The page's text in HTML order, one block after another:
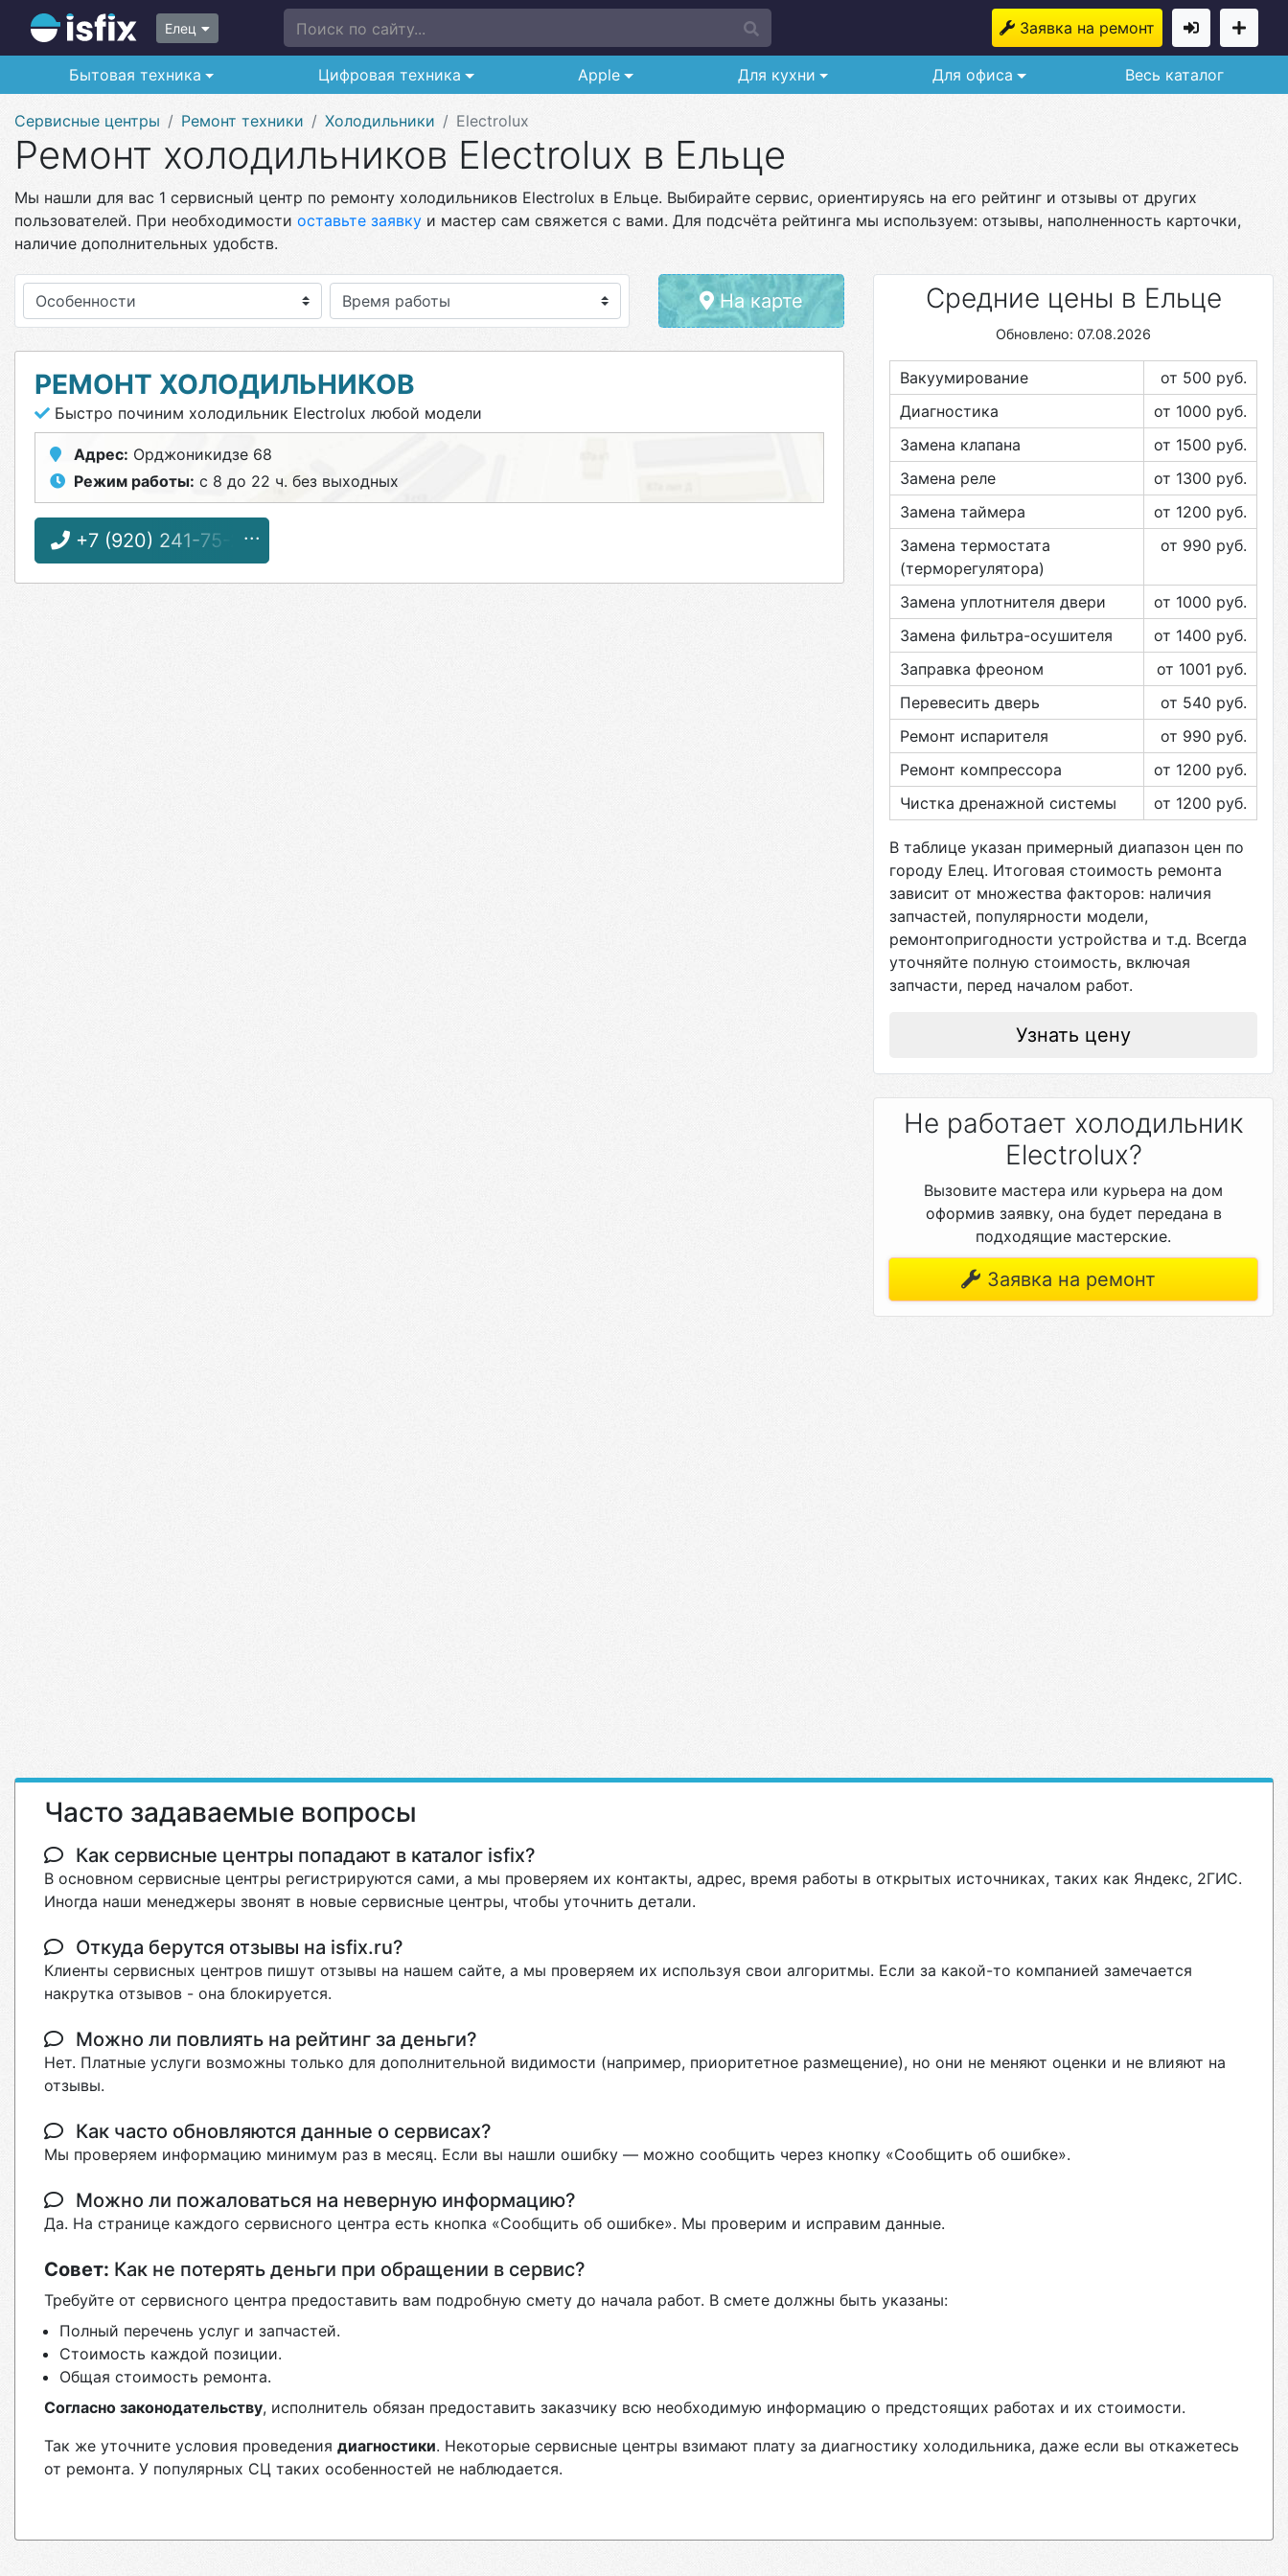
Елец Поиск по сайту... Заявка на ремонт
Бытовая техника Цифровая техника Apple Для кухни Для офиса Весь каталог
Сервисные центры Ремонт техники Холодильники Electrolux
Ремонт холодильников Electrolux в Ельце
Мы нашли для вас 1 сервисный центр по ремонту холодильников Electrolux в Ельце. Выбирайте сервис, ориентируясь на его рейтинг и отзывы от других
пользователей. При необходимости оставьте заявку и мастер сам свяжется с вами. Для подсчёта рейтинга мы используем: отзывы, наполненность карточки,
наличие дополнительных удобств.
Особенности На карте
РЕМОНТ ХОЛОДИЛЬНИКОВ
Быстро починим холодильник Electrolux любой модели
Адрес: Орджоникидзе 68
Режим работы: с 8 до 22 ч. без выходных
+7 (920) 241-75-26
Средние цены в Ельце
Обновлено: 07.08.2026
Вакуумирование от 500 руб.
Диагностика
от 1000 руб.
Замена клапана
от 1500 руб.
Замена реле
от 1300 руб.
Замена таймера
от 1200 руб.
Замена термостата
(терморегулятора)
от 990 руб.
Замена уплотнителя двери от 1000 руб.
Замена фильтра-осушителя
от 1400 руб.
Заправка фреоном
от 1001 руб.
Перевесить дверь
от 540 руб.
Ремонт испарителя
от 990 руб.
Ремонт компрессора
от 1200 руб.
Чистка дренажной системы
от 1200 руб.
В таблице указан примерный диапазон цен по
городу Елец. Итоговая стоимость ремонта
зависит от множества факторов: наличия
запчастей, популярности модели,
ремонтопригодности устройства и т.д. Всегда
уточняйте полную стоимость, включая
запчасти, перед началом работ.
Узнать цену
Не работает холодильник
Electrolux?
Вызовите мастера или курьера на дом
оформив заявку, она будет передана в
подходящие мастерские.
Заявка на ремонт
Часто задаваемые вопросы
Как сервисные центры попадают в каталог isfix?
В основном сервисные центры регистрируются сами, а мы проверяем их контакты, адрес, время работы в открытых источниках, таких как Яндекс, 2ГИС.
Иногда наши менеджеры звонят в новые сервисные центры, чтобы уточнить детали.
Откуда берутся отзывы на isfix.ru?
Клиенты сервисных центров пишут отзывы на нашем сайте, а мы проверяем их используя свои алгоритмы. Если за какой-то компанией замечается
накрутка отзывов - она блокируется.
Можно ли повлиять на рейтинг за деньги?
Нет. Платные услуги возможны только для дополнительной видимости (например, приоритетное размещение), но они не меняют оценки и не влияют на
отзывы.
Как часто обновляются данные о сервисах?
Мы проверяем информацию минимум раз в месяц. Если вы нашли ошибку — можно сообщить через кнопку «Сообщить об ошибке».
Можно ли пожаловаться на неверную информацию?
Да. На странице каждого сервисного центра есть кнопка «Сообщить об ошибке». Мы проверим и исправим данные.
Совет: Как не потерять деньги при обращении в сервис?
Требуйте от сервисного центра предоставить вам подробную смету до начала работ. В смете должны быть указаны:
Полный перечень услуг и запчастей.
Стоимость каждой позиции.
Общая стоимость ремонта.
Согласно законодательству, исполнитель обязан предоставить заказчику всю необходимую информацию о предстоящих работах и их стоимости.
Так же уточните условия проведения диагностики. Некоторые сервисные центры взимают плату за диагностику холодильника, даже если вы откажетесь
от ремонта. У популярных СЦ таких особенностей не наблюдается.